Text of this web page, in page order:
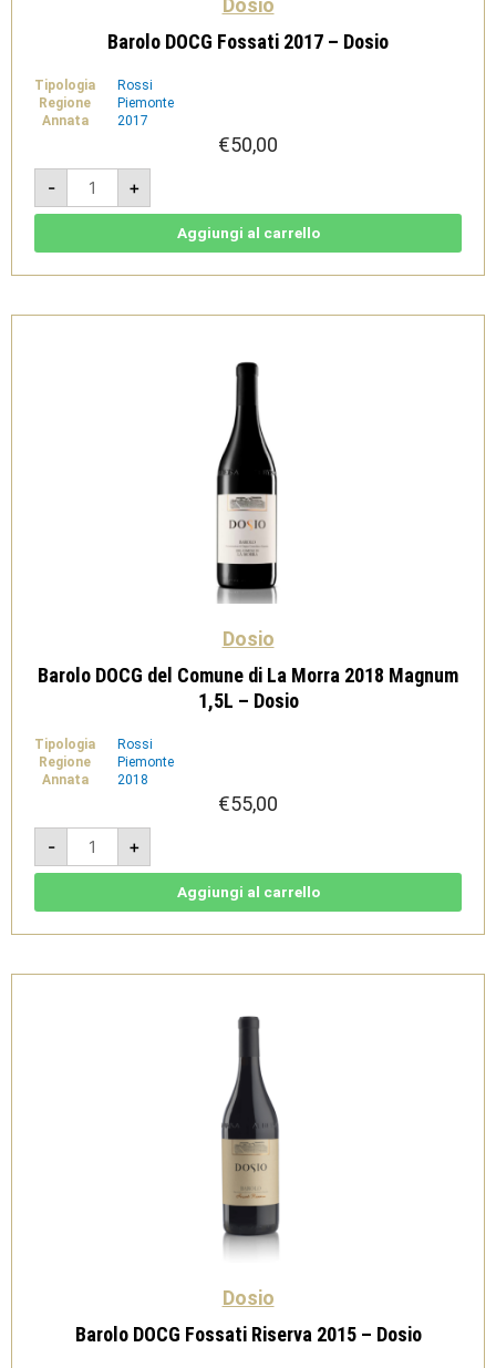
Barolo DOCG Fossati 2017 – Dosio
Tipologia
Rossi
Regione
Piemonte
Annata
2017
€50,00
-
Barolo
DOCG
Fossati
2017
+
Aggiungi al carrello
Dosio
Barolo DOCG del Comune di La Morra 2018 Magnum
1,5L – Dosio
Tipologia
Rossi
Regione
Piemonte
Annata
2018
€55,00
-
Barolo
DOCG
del
Comune
2018
-
+
Aggiungi al carrello
Dosio
Barolo DOCG Fossati Riserva 2015 – Dosio